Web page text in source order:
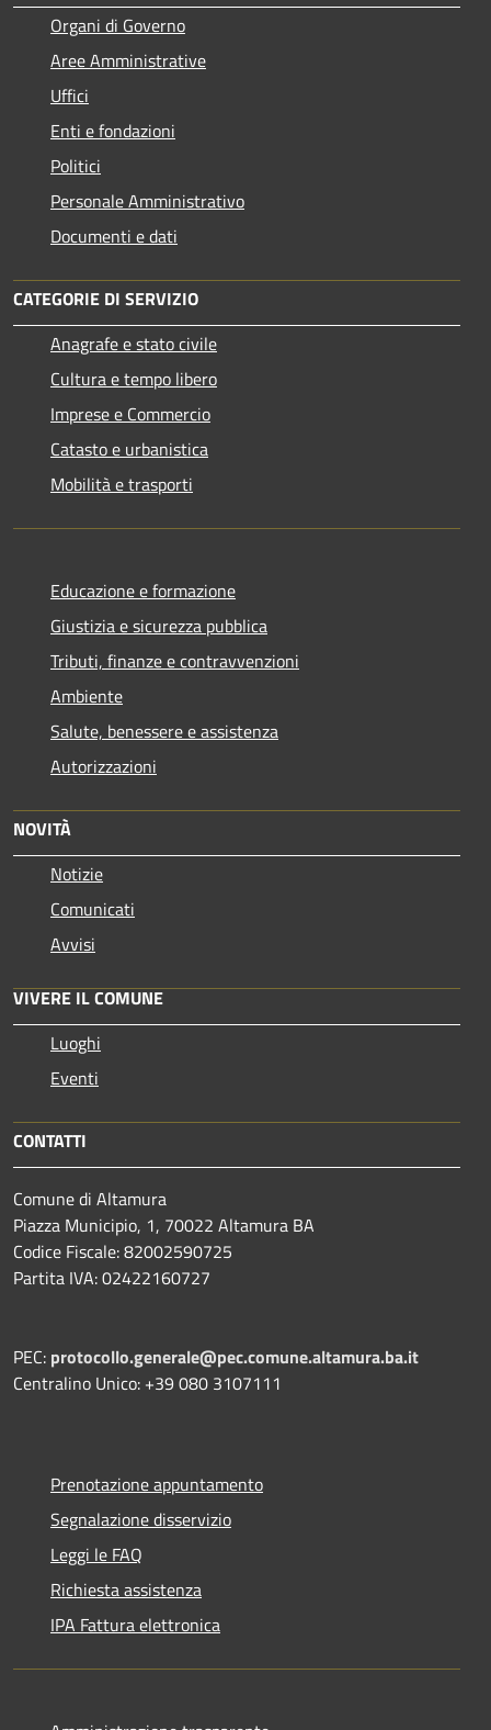
Organi di Governo
Aree Amministrative
Uffici
Enti e fondazioni
Politici
Personale Amministrativo
Documenti e dati
CATEGORIE DI SERVIZIO
Anagrafe e stato civile
Cultura e tempo libero
Imprese e Commercio
Catasto e urbanistica
Mobilità e trasporti
Educazione e formazione
Giustizia e sicurezza pubblica
Tributi, finanze e contravvenzioni
Ambiente
Salute, benessere e assistenza
Autorizzazioni
NOVITÀ
Notizie
Comunicati
Avvisi
VIVERE IL COMUNE
Luoghi
Eventi
CONTATTI
Comune di Altamura
Piazza Municipio, 1, 70022 Altamura BA
Codice Fiscale: 82002590725
Partita IVA: 02422160727
PEC: protocollo.generale@pec.comune.altamura.ba.it
Centralino Unico: +39 080 3107111
Prenotazione appuntamento
Segnalazione disservizio
Leggi le FAQ
Richiesta assistenza
IPA Fattura elettronica